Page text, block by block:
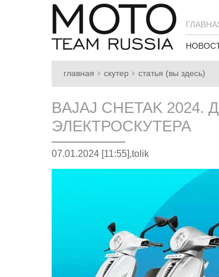
главная скутер статья (вы здесь)
BAJAJ CHETAK
ЭЛЕКТРОСКУТЕРА
07.01.2024 [11:55],tolik